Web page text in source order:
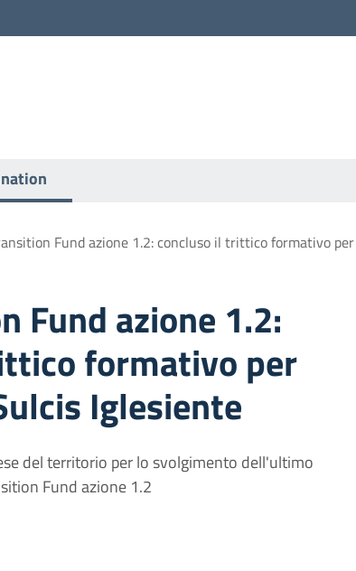
Fund azione 1.2: concluso il trittico formativo
Fund azione 1.2:
formativo per
Iglesiente
del territorio per lo svolgimento dell'ultimo
Fund azione 1.2